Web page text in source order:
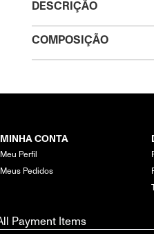
DESCRIÇÃO
COMPOSIÇÃO
MINHA CONTA
Meu Perfil
Meus Pedidos